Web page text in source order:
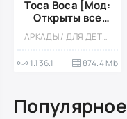
Toca Boca [Мод:
Открыты все
локации,
мебель и дома]
АРКАДЫ / ДЛЯ ДЕТЕЙ / ДЕВОЧКАМ / ОФЛАЙН / СТИЛИЗАЦИЯ / ОДНОПОЛЬЗОВАТЕЛЬСКИЕ / СИМУЛЯТОРЫ / СИМУЛЯТОРЫ ЖИЗНИ / ОБУЧАЮЩИЕ / РАЗВИВАЮЩИЕ / БОЛЬШАЯ / МОД / ВСТРОЕННЫЙ КЕШ
1.136.1 874.4 Mb
Популярное